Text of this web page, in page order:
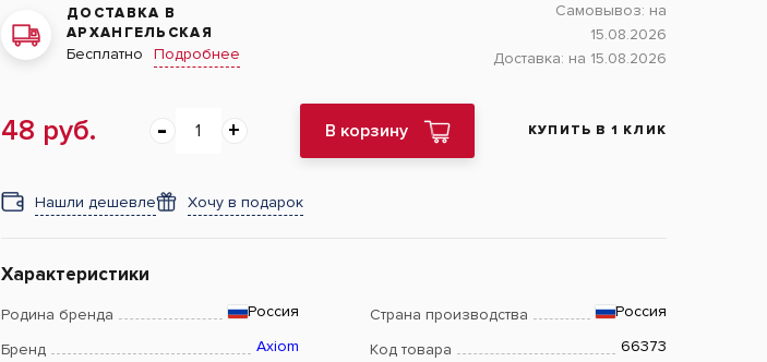
ДОСТАВКА В
АРХАНГЕЛЬСКАЯ
Бесплатно Подробнее
Самовывоз: на
15.08.2026
Доставка: на 15.08.2026
48 руб. В корзину КУПИТЬ В 1 КЛИК
Нашли дешевле Хочу в подарок
Характеристики
Родина бренда Россия Страна производства Россия
Бренд Axiom Код товара 66373